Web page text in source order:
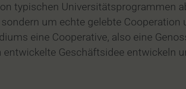
typischen Universitätsprogrammen
um echte gelebte
eine Cooperative, also eine
Geschäftsidee entwickeln